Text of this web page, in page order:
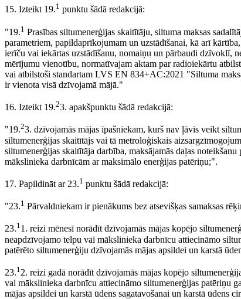
15. Izteikt 19.1 punktu šādā redakcijā:
"19.1 Prasības siltumenerģijas skaitītāju, siltuma maksas
parametriem, papildaprīkojumam un uzstādīšanai, kā arī
ierīču vai iekārtas uzstādīšanu, nomaiņu un pārbaudi dzīvoklī,
mērījumu vienotību, normatīvajam aktam par radioiekārtu
vai atbilstoši standartam LVS EN 834+AC:2021 "Siltuma
ir vienota visā dzīvojamā mājā."
16. Izteikt 19.23. apakšpunktu šādā redakcijā:
"19.23. dzīvojamās mājas īpašniekam, kurš nav ļāvis veikt
siltumenerģijas skaitītājs vai tā metroloģiskais
siltumenerģijas skaitītāja darbība, maksājamās daļas
mākslinieka darbnīcām ar maksimālo enerģijas patēriņu;".
17. Papildināt ar 23.1 punktu šādā redakcijā:
"23.1 Pārvaldniekam ir pienākums bez atsevišķas samaksas
23.11. reizi mēnesī norādīt dzīvojamās mājas kopējo
neapdzīvojamo telpu vai mākslinieka darbnīcu attiecināmo
patērēto siltumenerģiju dzīvojamās mājas apsildei un karstā
23.1 2. reizi gadā norādīt dzīvojamās mājas kopējo
vai mākslinieka darbnīcu attiecināmo siltumenerģijas patēriņu
mājas apsildei un karstā ūdens sagatavošanai un karstā ūdens